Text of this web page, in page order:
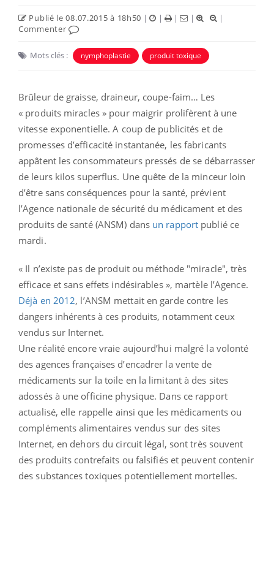
Publié le 08.07.2015 à 18h50 | | | |
|
Commenter
Mots clés : nymphoplastie produit toxique
Brûleur de graisse, draineur, coupe-faim… Les
« produits miracles » pour maigrir prolifèrent à une
vitesse exponentielle. A coup de publicités et de
promesses d’efficacité instantanée, les fabricants
appâtent les consommateurs pressés de se débarrasser
de leurs kilos superflus. Une quête de la minceur loin
d’être sans conséquences pour la santé, prévient
l’Agence nationale de sécurité du médicament et des
produits de santé (ANSM) dans un rapport publié ce
mardi.
« Il n’existe pas de produit ou méthode "miracle", très
efficace et sans effets indésirables », martèle l’Agence.
Déjà en 2012, l’ANSM mettait en garde contre les
dangers inhérents à ces produits, notamment ceux
vendus sur Internet.
Une réalité encore vraie aujourd’hui malgré la volonté
des agences françaises d’encadrer la vente de
médicaments sur la toile en la limitant à des sites
adossés à une officine physique. Dans ce rapport
actualisé, elle rappelle ainsi que les médicaments ou
compléments alimentaires vendus sur des sites
Internet, en dehors du circuit légal, sont très souvent
des produits contrefaits ou falsifiés et peuvent contenir
des substances toxiques potentiellement mortelles.